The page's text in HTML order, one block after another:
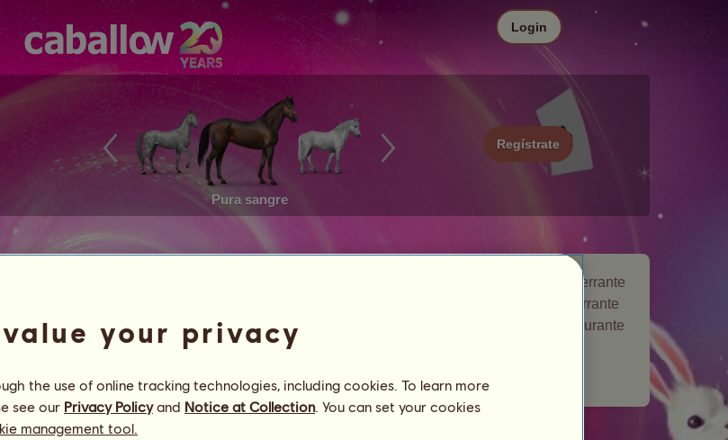
Pura sangre
Regístrate
Login
Lanzamiento de huevos es un caballo errante
que apareció en el evento de caballo errante
. Permaneció en tu ganadería durante
Número de jugadores visitados:
value your privacy
the use of online tracking technologies, including cookies. To learn more
see our Privacy Policyand Notice at Collection. You can set your cookies
management tool.